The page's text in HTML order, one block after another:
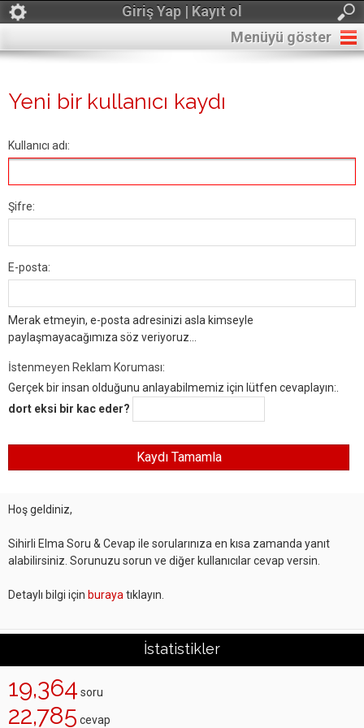
Giriş Yap | Kayıt ol
Menüyü göster
Yeni bir kullanıcı kaydı
Kullanıcı adı:
Şifre:
E-posta:
Merak etmeyin, e-posta adresinizi asla kimseyle
paylaşmayacağımıza söz veriyoruz...
İstenmeyen Reklam Koruması:
Gerçek bir insan olduğunu anlayabilmemiz için lütfen cevaplayın:.
dort eksi bir kac eder?
Hoş geldiniz,
Sihirli Elma Soru & Cevap ile sorularınıza en kısa zamanda yanıt
alabilirsiniz. Sorunuzu sorun ve diğer kullanıcılar cevap versin.
Detaylı bilgi için buraya tıklayın.
İstatistikler
19,364 soru
22,785 cevap